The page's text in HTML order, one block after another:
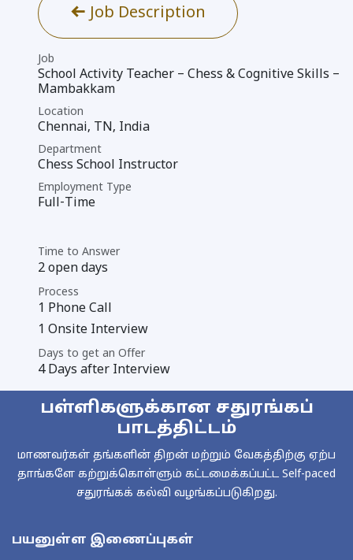
Job Description
Job
School Activity Teacher – Chess & Cognitive Skills –
Mambakkam
Location
Chennai, TN, India
Department
Chess School Instructor
Employment Type
Full-Time
Time to Answer
2 open days
Process
1 Phone Call
1 Onsite Interview
Days to get an Offer
4 Days after Interview
பயனுள்ள இணைப்புகள்
பள்ளிகளுக்கான சதுரங்கப்
பாடத்திட்டம்
மாணவர்கள் தங்களின் திறன் மற்றும் வேகத்திற்கு ஏற்ப
தாங்களே கற்றுக்கொள்ளும் கட்டமைக்கப்பட்ட Self-paced
சதுரங்கக் கல்வி வழங்கப்படுகிறது.